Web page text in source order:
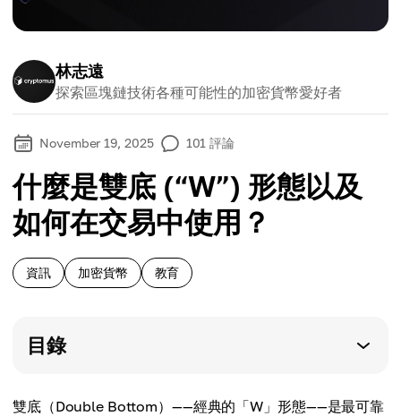
林志遠
探索區塊鏈技術各種可能性的加密貨幣愛好者
November 19, 2025 101 評論
什麼是雙底 (“W”) 形態以及
如何在交易中使用？
資訊 加密貨幣 教育
目錄
雙底（Double Bottom）——經典的「W」形態——是最可靠